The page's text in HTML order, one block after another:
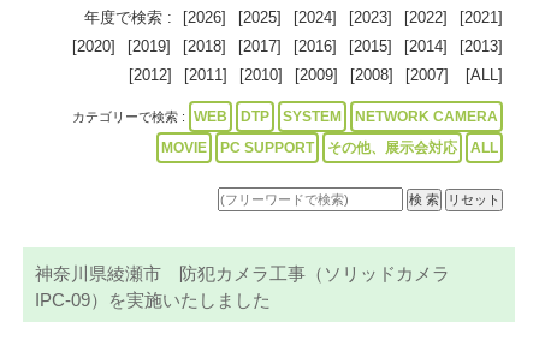
年度で検索 : [2026] [2025] [2024] [2023] [2022]
[2021]
[2020]
[2019] [2018] [2017] [2016] [2015] [2014]
[2013]
[2012]
[2011] [2010] [2009] [2008] [2007] [ALL]
カテゴリーで検索 : WEB DTP SYSTEM
NETWORK CAMERA
MOVIE
PC SUPPORT その他、展示会対応 ALL
神奈川県綾瀬市 防犯カメラ工事（ソリッドカメラ
IPC-09）を実施いたしました